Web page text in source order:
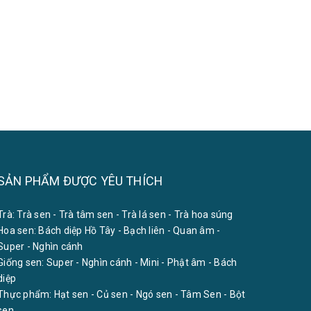
PHẨM ĐƯỢC YÊU THÍCH
Trà sen - Trà tâm sen - Trà lá sen - Trà hoa súng
sen: Bách diệp Hồ Tây - Bạch liên - Quan âm -
- Nghìn cánh
sen: Super - Nghìn cánh - Mini - Phật âm - Bách
phẩm: Hạt sen - Củ sen - Ngó sen - Tâm Sen - Bột